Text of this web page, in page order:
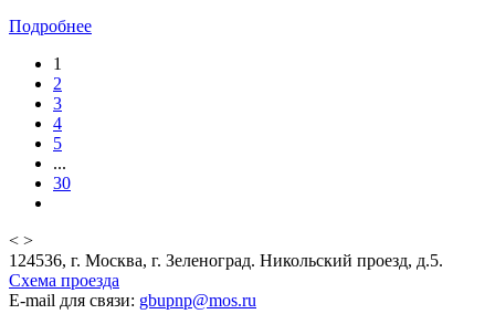
Подробнее
1
2
3
4
5
...
30
< >
124536, г. Москва, г. Зеленоград. Никольский проезд, д.5.
Схема проезда
E-mail для связи: gbupnp@mos.ru